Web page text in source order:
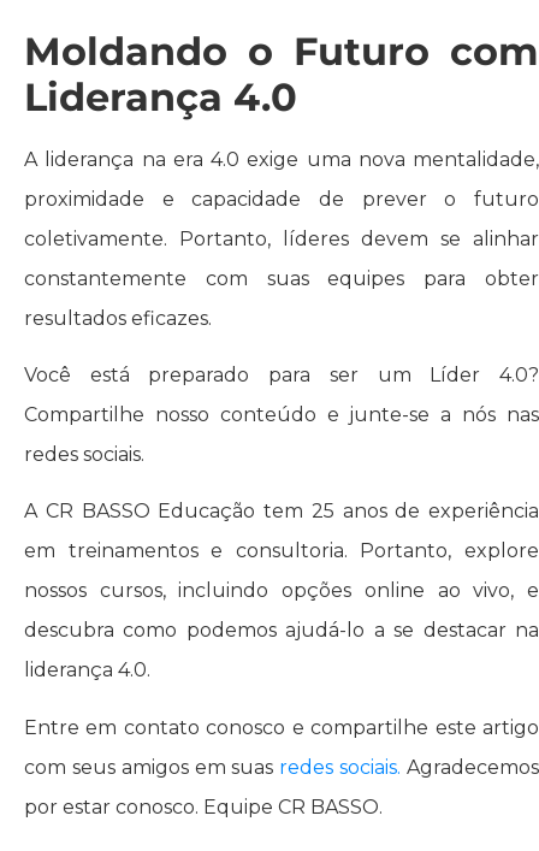
Moldando o Futuro com
Liderança 4.0
A liderança na era 4.0 exige uma nova mentalidade,
proximidade e capacidade de prever o futuro
coletivamente. Portanto, líderes devem se alinhar
constantemente com suas equipes para obter
resultados eficazes.
Você está preparado para ser um Líder 4.0?
Compartilhe nosso conteúdo e junte-se a nós nas
redes sociais.
A CR BASSO Educação tem 25 anos de experiência
em treinamentos e consultoria. Portanto, explore
nossos cursos, incluindo opções online ao vivo, e
descubra como podemos ajudá-lo a se destacar na
liderança 4.0.
Entre em contato conosco e compartilhe este artigo
com seus amigos em suas redes sociais. Agradecemos
por estar conosco. Equipe CR BASSO.